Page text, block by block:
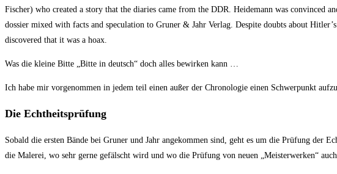
Fischer) who created a story that the diaries came from the DDR. Heidemann was convinced
dossier mixed with facts and speculation to Gruner & Jahr Verlag. Despite doubts about
discovered that it was a hoax.
Was die kleine Bitte „Bitte in deutsch“ doch alles bewirken kann …
Ich habe mir vorgenommen in jedem teil einen außer der Chronologie einen Schwerpunkt
Die Echtheitsprüfung
Sobald die ersten Bände bei Gruner und Jahr angekommen sind, geht es um die Prüfung der
die Malerei, wo sehr gerne gefälscht wird und wo die Prüfung von neuen „Meisterwerken“